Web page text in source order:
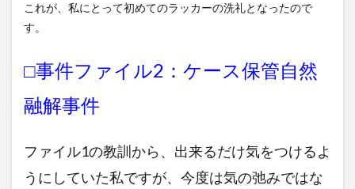
これが、私にとって初めてのラッカーの洗礼となったので
す。
□事件ファイル2：ケース保管自然
融解事件
ファイル1の教訓から、出来るだけ気をつけるよ
うにしていた私ですが、今度は気の弛みではな